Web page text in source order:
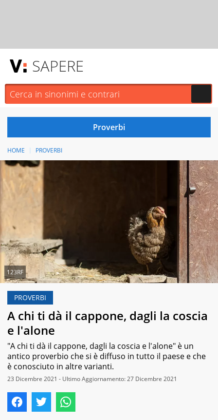
SAPERE
HOME PROVERBI
123RF
PROVERBI
A chi ti dà il cappone, dagli la coscia
e l'alone
"A chi ti dà il cappone, dagli la coscia e l'alone" è un
antico proverbio che si è diffuso in tutto il paese e che
è conosciuto in altre varianti.
23 Dicembre 2021 - Ultimo Aggiornamento: 27 Dicembre 2021